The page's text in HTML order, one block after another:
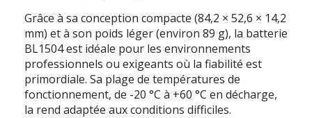
Grâce à sa conception compacte (84,2 × 52,6 × 14,2
mm) et à son poids léger (environ 89 g), la batterie
BL1504 est idéale pour les environnements
professionnels ou exigeants où la fiabilité est
primordiale. Sa plage de températures de
fonctionnement, de -20 °C à +60 °C en décharge,
la rend adaptée aux conditions difficiles.